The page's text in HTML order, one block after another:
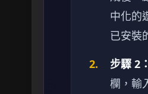
中化的
已安裝
2.
步驟 2
欄，輸